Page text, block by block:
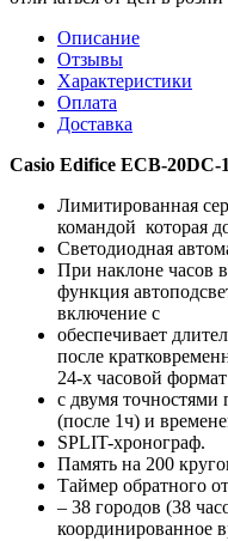
Описание
Отзывы
Характеристики
Оплата
Доставка
Casio Edifice ECB-
Лимитированная
командой которая
Светодиодная
При наклоне часов
функция
включение с
обеспечивает
после
24-х часовой
с двумя точностями
(после 1ч) и
SPLIT-хронограф.
Память на 200
Таймер обратного
– 38 городов (38
координированное